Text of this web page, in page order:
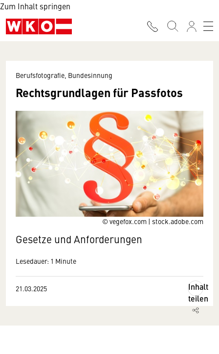
Zum Inhalt springen
© vegefox.com | stock.adobe.com
Berufsfotografie, Bundesinnung
Rechtsgrundlagen für Passfotos
Gesetze und Anforderungen
Lesedauer: 1 Minute
21.03.2025
Inhalt
teilen